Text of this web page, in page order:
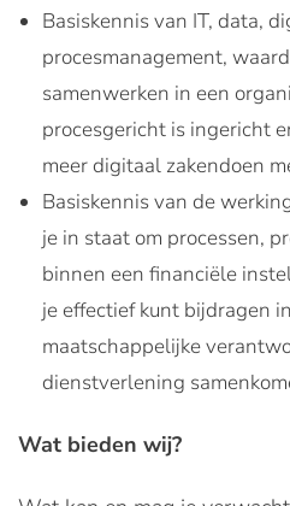
Basiskennis van IT, data,
procesmanagement,
samenwerken in een
procesgericht is ingericht
meer digitaal zakendoen
Basiskennis van de
je in staat om processen,
binnen een financiële
je effectief kunt bijdragen
maatschappelijke
dienstverlening
Wat bieden wij?